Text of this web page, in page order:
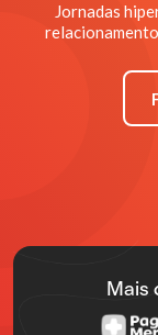
Jornadas
Mais